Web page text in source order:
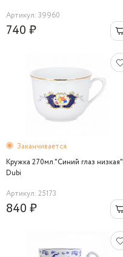
Артикул: 39960
740 ₽
Заканчивается
Кружка 270мл."Синий глаз низкая"
Dubi
Артикул: 25173
840 ₽